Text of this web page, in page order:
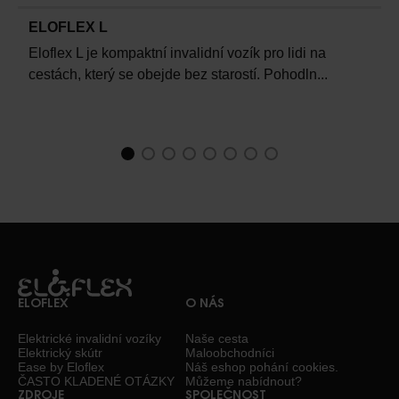
ELOFLEX L
Eloflex L je kompaktní invalidní vozík pro lidi na
cestách, který se obejde bez starostí. Pohodln...
1
Current Item
ELOFLEX
Elektrické invalidní vozíky
Elektrický skútr
Ease by Eloflex
ČASTO KLADENÉ OTÁZKY
O NÁS
Naše cesta
Maloobchodníci
Náš eshop pohání cookies.
Můžeme nabídnout?
ZDROJE SPOLEČNOST